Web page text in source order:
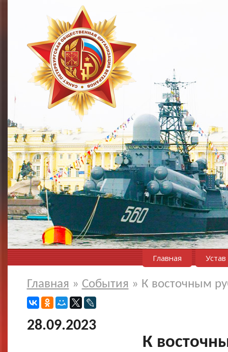
Главная Устав
Главная » События » К восточным
28.09.2023
К